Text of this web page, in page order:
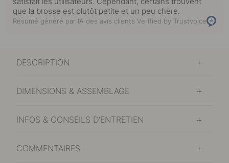
que la brosse est plutôt petite et un peu chère.
Résumé généré par IA des avis clients Verified by Trustvoice
DESCRIPTION
DIMENSIONS & ASSEMBLAGE
INFOS & CONSEILS D'ENTRETIEN
COMMENTAIRES